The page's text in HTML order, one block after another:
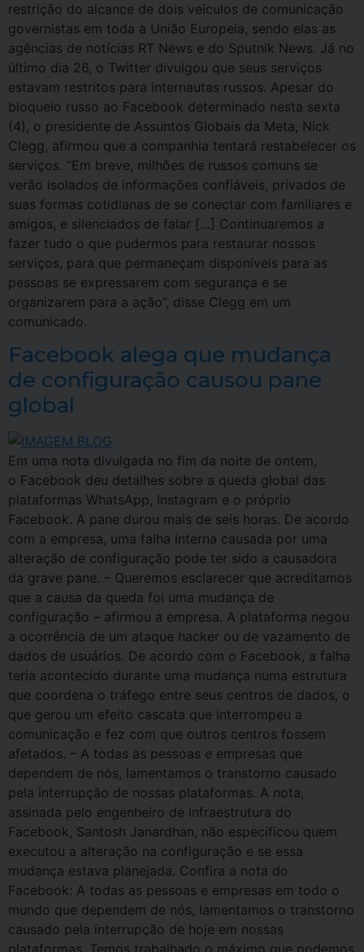
restrição do alcance de dois veículos de comunicação
governistas em toda a União Europeia, sendo elas as
agências de notícias RT News e do Sputnik News. Já no
último dia 26, o Twitter divulgou que seus serviços
estavam restritos para internautas russos. Apesar do
bloqueio russo ao Facebook determinado nesta sexta
(4), o presidente de Assuntos Globais da Meta, Nick
Clegg, afirmou que a companhia tentará restabelecer os
serviços. “Em breve, milhões de russos comuns se
verão isolados de informações confiáveis, privados de
suas formas cotidianas de se conectar com familiares e
amigos, e silenciados de falar […] Continuaremos a
fazer tudo o que pudermos para restaurar nossos
serviços, para que permaneçam disponíveis para as
pessoas se expressarem com segurança e se
organizarem para a ação”, disse Clegg em um
comunicado.
Facebook alega que mudança
de configuração causou pane
global
Em uma nota divulgada no fim da noite de ontem,
o Facebook deu detalhes sobre a queda global das
plataformas WhatsApp, Instagram e o próprio
Facebook. A pane durou mais de seis horas. De acordo
com a empresa, uma falha interna causada por uma
alteração de configuração pode ter sido a causadora
da grave pane. – Queremos esclarecer que acreditamos
que a causa da queda foi uma mudança de
configuração – afirmou a empresa. A plataforma negou
a ocorrência de um ataque hacker ou de vazamento de
dados de usuários. De acordo com o Facebook, a falha
teria acontecido durante uma mudança numa estrutura
que coordena o tráfego entre seus centros de dados, o
que gerou um efeito cascata que interrompeu a
comunicação e fez com que outros centros fossem
afetados. – A todas as pessoas e empresas que
dependem de nós, lamentamos o transtorno causado
pela interrupção de nossas plataformas. A nota,
assinada pelo engenheiro de infraestrutura do
Facebook, Santosh Janardhan, não especificou quem
executou a alteração na configuração e se essa
mudança estava planejada. Confira a nota do
Facebook: A todas as pessoas e empresas em todo o
mundo que dependem de nós, lamentamos o transtorno
causado pela interrupção de hoje em nossas